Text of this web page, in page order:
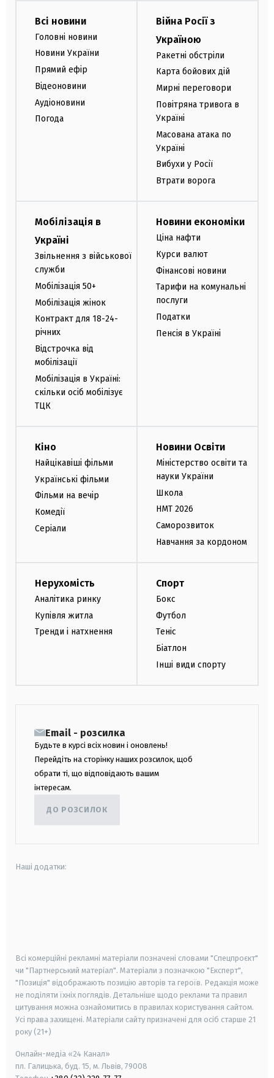
Всі новини
Головні новини
Новини України
Прямий ефір
Відеоновини
Аудіоновини
Погода
Війна Росії з
Україною
Ракетні обстріли
Карта бойових дій
Мирні переговори
Повітряна тривога в
Україні
Масована атака по
Україні
Вибухи у Росії
Втрати ворога
Мобілізація в
Україні
Звільнення з військової
служби
Мобілізація 50+
Мобілізація жінок
Контракт для 18-24-
річних
Відстрочка від
мобілізації
Мобілізація в Україні:
скільки осіб мобілізує
ТЦК
Новини економіки
Ціна нафти
Курси валют
Фінансові новини
Тарифи на комунальні
послуги
Податки
Пенсія в Україні
Кіно
Найцікавіші фільми
Українські фільми
Фільми на вечір
Комедії
Серіали
Новини Освіти
Міністерство освіти та
науки України
Школа
НМТ 2026
Саморозвиток
Навчання за кордоном
Нерухомість
Аналітика ринку
Купівля житла
Тренди і натхнення
Спорт
Бокс
Футбол
Теніс
Біатлон
Інші види спорту
Email - розсилка
Будьте в курсі всіх новин і оновлень!
Перейдіть на сторінку наших розсилок, щоб
обрати ті, що відповідають вашим
інтересам.
ДО РОЗСИЛОК
Наші додатки:
Всі комерційні рекламні матеріали позначені словами "Спецпроєкт"
чи "Партнерський матеріал". Матеріали з позначкою "Експерт",
"Позиція" відображають позицію авторів та героїв. Редакція може
не поділяти їхніх поглядів. Детальніше щодо реклами та правил
цитування можна ознайомитись в правилах користування сайтом.
Усі права захищені. Матеріали сайту призначені для осіб старше 21
року (21+)
Онлайн-медіа «24 Канал»
пл. Галицька, буд. 15, м. Львів, 79008